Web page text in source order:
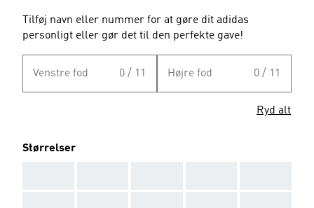
Tilføj navn eller nummer for at gøre dit adidas
personligt eller gør det til den perfekte gave!
Venstre fod 0 / 11 Højre fod 0 / 11
Ryd alt
Størrelser